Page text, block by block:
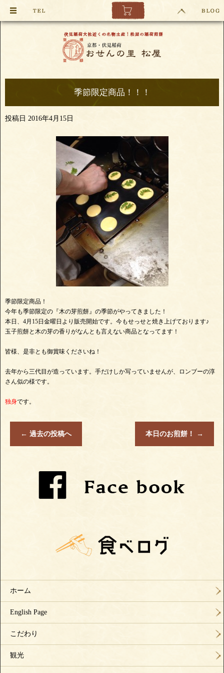
季節限定商品！！！
投稿日 2016年4月15日
季節限定商品！
今年も季節限定の『木の芽煎餅』の季節がやってきました！
本日、4月15日金曜日より販売開始です。今もせっせと焼き上げております♪
玉子煎餅と木の芽の香りがなんとも言えない商品となってます！
皆様、是非とも御賞味くださいね！
去年から三代目が造っています。手だけしか写っていませんが、ロンブーの淳
さん似の様です。
独身です。
← 過去の投稿へ 本日のお煎餅！ →
ホーム
English Page
こだわり
観光